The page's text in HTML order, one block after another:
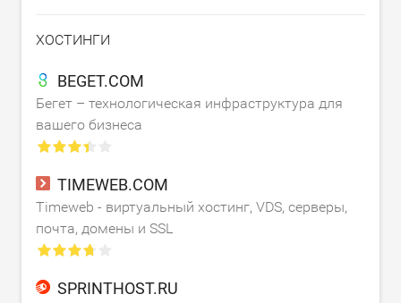
ХОСТИНГИ
BEGET.COM
Бегет – технологическая инфраструктура для
вашего бизнеса
TIMEWEB.COM
Timeweb - виртуальный хостинг, VDS, серверы,
почта, домены и SSL
SPRINTHOST.RU